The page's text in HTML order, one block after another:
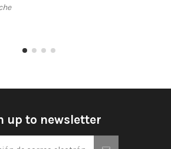
up to newsletter